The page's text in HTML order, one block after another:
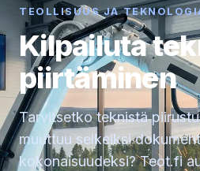
TEOLLISUUS JA
Kilpailuta
piirtäminen
Tarvitsetko teknistä
muuttuu selkeiksi
kokonaisuudeksi? Teot.fi